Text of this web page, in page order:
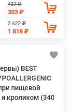
437 ₽
303 ₽
2 622 ₽
1 818 ₽
BEST
пищевой
и кроликом (340